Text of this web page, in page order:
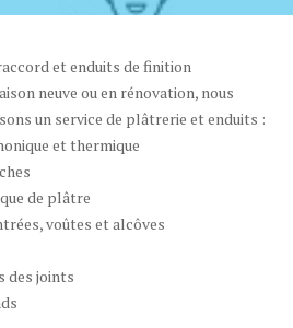
et enduits de finition
neuve ou en rénovation, nous
un service de plâtrerie et enduits :
et thermique
de plâtre
voûtes et alcôves
des joints